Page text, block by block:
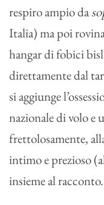
respiro ampio da
Italia) ma poi
hangar di fobici
direttamente dal
si aggiunge
nazionale di volo e
frettolosamente,
intimo e prezioso
insieme al racconto.